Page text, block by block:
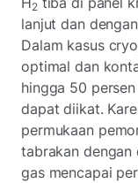
2
lanjut dan
Dalam kasus
optimal dan
hingga 50 persen
dapat diikat.
permukaan
tabrakan dengan
gas mencapai